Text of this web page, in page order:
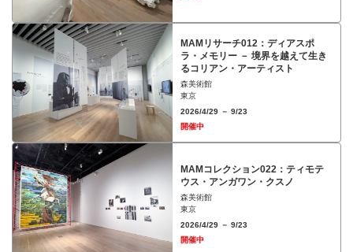
MAMリサーチ012：ディアスポ
ラ・メモリー － 境界を越えて生き
るコリアン・アーティスト
森美術館
東京
2026/4/29 － 9/23
開催中
MAMコレクション022：ティモテ
ウス・アンガワン・クスノ
森美術館
東京
2026/4/29 － 9/23
開催中